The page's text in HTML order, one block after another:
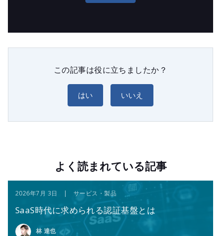
この記事は役に立ちましたか？
はい いいえ
よく読まれている記事
2026年7月 3日 | サービス・製品
SaaS時代に求められる認証基盤とは
林 達也